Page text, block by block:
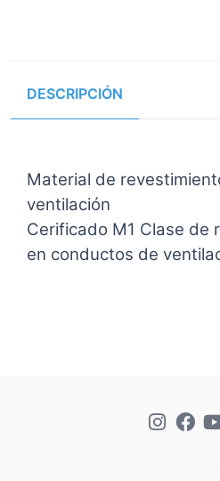
DESCRIPCIÓN
Material de
ventilación
Cerificado M1 Clase de
en conductos de